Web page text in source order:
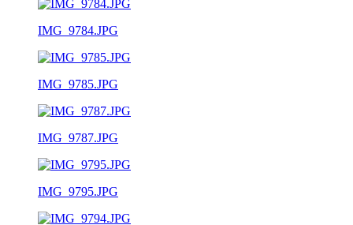
IMG_9784.JPG
IMG_9785.JPG
IMG_9787.JPG
IMG_9795.JPG